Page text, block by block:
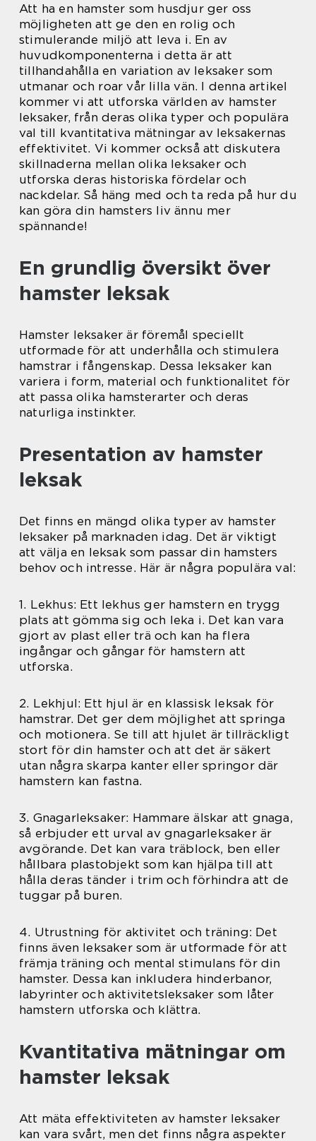
Att ha en hamster som husdjur ger oss
möjligheten att ge den en rolig och
stimulerande miljö att leva i. En av
huvudkomponenterna i detta är att
tillhandahålla en variation av leksaker som
utmanar och roar vår lilla vän. I denna artikel
kommer vi att utforska världen av hamster
leksaker, från deras olika typer och populära
val till kvantitativa mätningar av leksakernas
effektivitet. Vi kommer också att diskutera
skillnaderna mellan olika leksaker och
utforska deras historiska fördelar och
nackdelar. Så häng med och ta reda på hur du
kan göra din hamsters liv ännu mer
spännande!
En grundlig översikt över
hamster leksak
Hamster leksaker är föremål speciellt
utformade för att underhålla och stimulera
hamstrar i fångenskap. Dessa leksaker kan
variera i form, material och funktionalitet för
att passa olika hamsterarter och deras
naturliga instinkter.
Presentation av hamster
leksak
Det finns en mängd olika typer av hamster
leksaker på marknaden idag. Det är viktigt
att välja en leksak som passar din hamsters
behov och intresse. Här är några populära val:
1. Lekhus: Ett lekhus ger hamstern en trygg
plats att gömma sig och leka i. Det kan vara
gjort av plast eller trä och kan ha flera
ingångar och gångar för hamstern att
utforska.
2. Lekhjul: Ett hjul är en klassisk leksak för
hamstrar. Det ger dem möjlighet att springa
och motionera. Se till att hjulet är tillräckligt
stort för din hamster och att det är säkert
utan några skarpa kanter eller springor där
hamstern kan fastna.
3. Gnagarleksaker: Hammare älskar att gnaga,
så erbjuder ett urval av gnagarleksaker är
avgörande. Det kan vara träblock, ben eller
hållbara plastobjekt som kan hjälpa till att
hålla deras tänder i trim och förhindra att de
tuggar på buren.
4. Utrustning för aktivitet och träning: Det
finns även leksaker som är utformade för att
främja träning och mental stimulans för din
hamster. Dessa kan inkludera hinderbanor,
labyrinter och aktivitetsleksaker som låter
hamstern utforska och klättra.
Kvantitativa mätningar om
hamster leksak
Att mäta effektiviteten av hamster leksaker
kan vara svårt, men det finns några aspekter